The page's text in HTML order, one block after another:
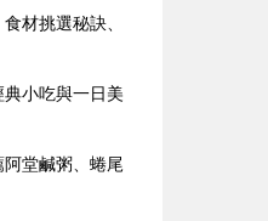
材挑選秘訣、
小吃與一日美
堂鹹粥、蜷尾